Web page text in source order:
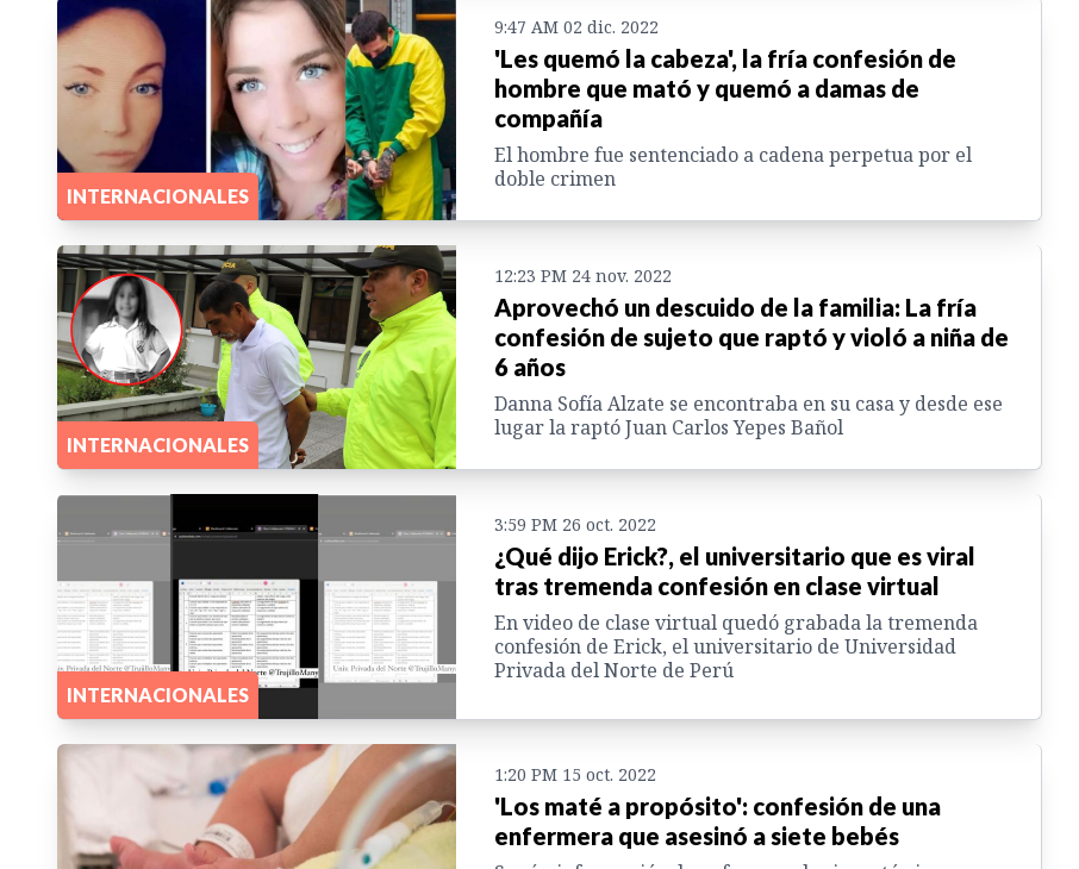
INTERNACIONALES
9:47 AM 02 dic. 2022
'Les quemó la cabeza', la fría confesión de
hombre que mató y quemó a damas de
compañía
El hombre fue sentenciado a cadena perpetua por el
doble crimen
INTERNACIONALES
12:23 PM 24 nov. 2022
Aprovechó un descuido de la familia: La fría
confesión de sujeto que raptó y violó a niña de
6 años
Danna Sofía Alzate se encontraba en su casa y desde ese
lugar la raptó Juan Carlos Yepes Bañol
INTERNACIONALES
3:59 PM 26 oct. 2022
¿Qué dijo Erick?, el universitario que es viral
tras tremenda confesión en clase virtual
En video de clase virtual quedó grabada la tremenda
confesión de Erick, el universitario de Universidad
Privada del Norte de Perú
1:20 PM 15 oct. 2022
'Los maté a propósito': confesión de una
enfermera que asesinó a siete bebés